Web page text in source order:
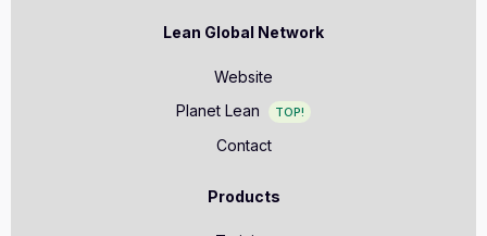
Lean Global Network
Website
Planet Lean
TOP!
Contact
Products